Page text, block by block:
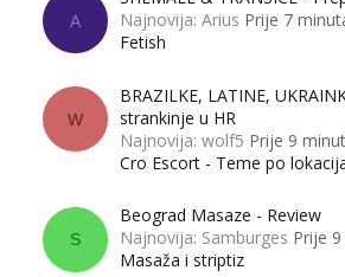
A
Najnovija: Arius Prije 7
Fetish
W
BRAZILKE, LATINE,
strankinje u HR
Najnovija: wolf5 Prije 9
Cro Escort - Teme po
S
Beograd Masaze - Review
Najnovija: Samburges Prije
Masaža i striptiz